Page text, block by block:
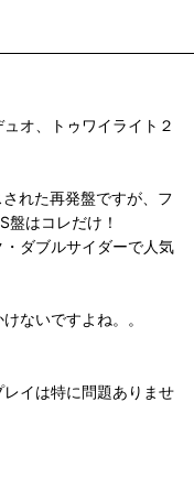
オ、トゥワイライト２
れた再発盤ですが、フ
盤はコレだけ！
ダブルサイダーで人気
ないですよね。。
イは特に問題ありませ